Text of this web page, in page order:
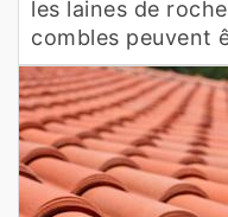
les laines de
combles peuvent